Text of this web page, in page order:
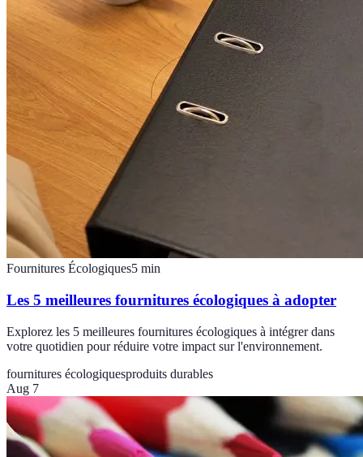
Fournitures Écologiques5 min
Les 5 meilleures fournitures écologiques à adopter
Explorez les 5 meilleures fournitures écologiques à intégrer dans
votre quotidien pour réduire votre impact sur l'environnement.
fournitures écologiquesproduits durables
Aug 7